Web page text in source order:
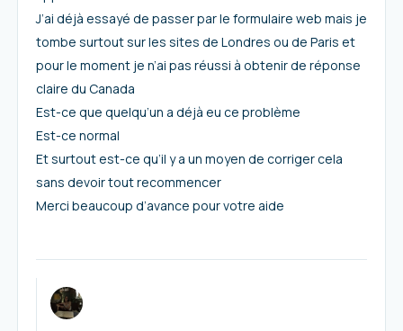
J’ai déjà essayé de passer par le formulaire web mais je
tombe surtout sur les sites de Londres ou de Paris et
pour le moment je n’ai pas réussi à obtenir de réponse
claire du Canada
Est-ce que quelqu’un a déjà eu ce problème
Est-ce normal
Et surtout est-ce qu’il y a un moyen de corriger cela
sans devoir tout recommencer
Merci beaucoup d’avance pour votre aide